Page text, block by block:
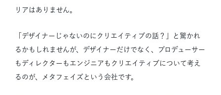
リアはありません。
「デザイナーじゃないのにクリエイティブの話？」と驚かれ
るかもしれませんが、デザイナーだけでなく、プロデューサー
もディレクターもエンジニアもクリエイティブについて考え
るのが、メタフェイズという会社です。